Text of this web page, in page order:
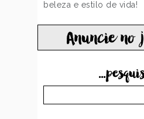
beleza e estilo de vida!
Anuncie no